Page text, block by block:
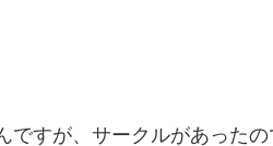
ですが、サークルがあったの